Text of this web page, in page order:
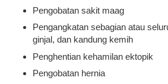
Pengobatan sakit maag
Pengangkatan sebagian atau
ginjal, dan kandung kemih
Penghentian kehamilan ektopik
Pengobatan hernia